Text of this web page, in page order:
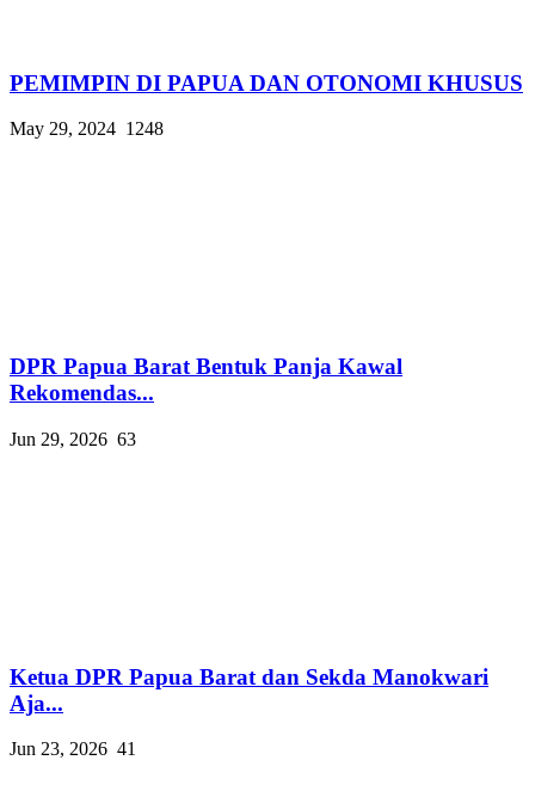
PEMIMPIN DI PAPUA DAN OTONOMI KHUSUS
May 29, 2024 1248
DPR Papua Barat Bentuk Panja Kawal
Rekomendas...
Jun 29, 2026 63
Ketua DPR Papua Barat dan Sekda Manokwari
Aja...
Jun 23, 2026 41